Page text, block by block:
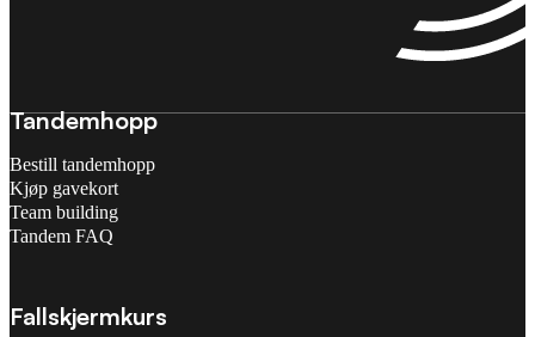
Tandemhopp
Bestill tandemhopp
Kjøp gavekort
Team building
Tandem FAQ
Fallskjermkurs